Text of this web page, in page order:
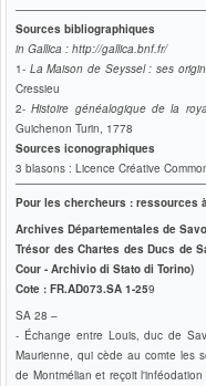
Sources bibliographiques
in Gallica : http://gallica.bnf.fr/
1- La Maison de Seyssel : ses
Cressieu
2-Histoire généalogique de la
Guichenon Turin, 1778
Sources iconographiques
3 blasons : Licence Créative
Pour les chercheurs : ressources
Archives Départementales de
Trésor des Chartes des Ducs de
Cour - Archivio di Stato di Torino)
Cote : FR.AD073.SA 1-259
SA 28 –
- Échange entre Louis, duc de
Maurienne, qui cède au comte les
de Montmélian et reçoit